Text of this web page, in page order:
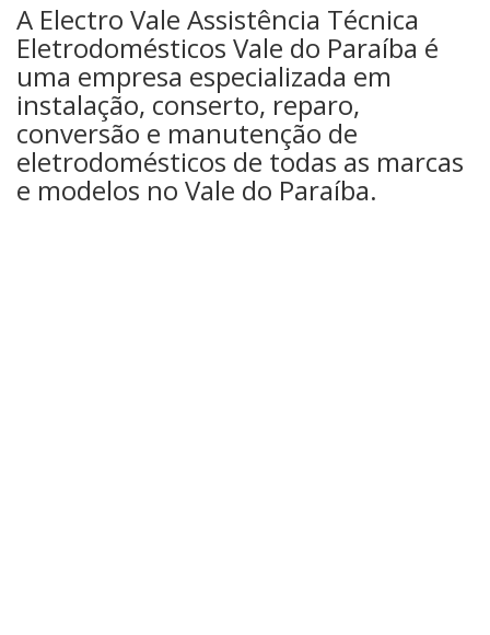
A Electro Vale Assistência Técnica
Eletrodomésticos Vale do Paraíba é
uma empresa especializada em
instalação, conserto, reparo,
conversão e manutenção de
eletrodomésticos de todas as marcas
e modelos no Vale do Paraíba.